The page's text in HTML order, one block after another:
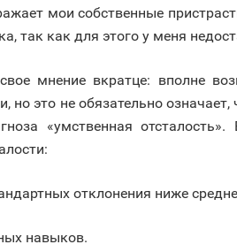
мои собственные
так как для этого у меня
мнение вкратце: вполне
но это не обязательно
«умственная отсталость».
отклонения ниже
навыков.